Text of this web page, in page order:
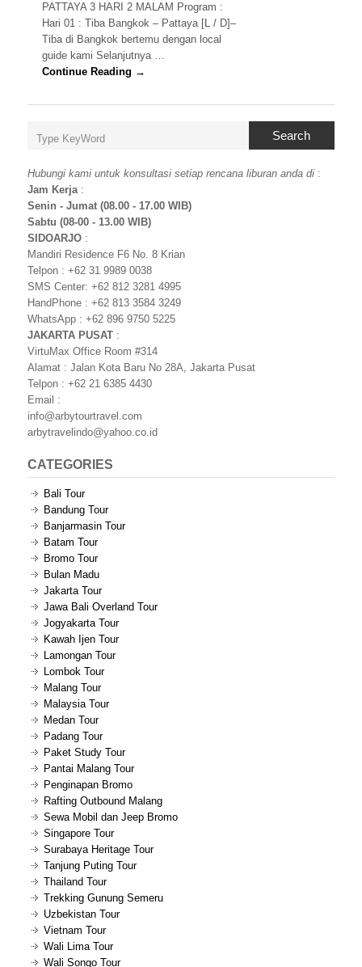
PATTAYA 3 HARI 2 MALAM Program :
Hari 01 : Tiba Bangkok – Pattaya [L / D]–
Tiba di Bangkok bertemu dengan local
guide kami Selanjutnya …
Continue Reading →
Search
Hubungi kami untuk konsultasi setiap rencana liburan anda di :
Jam Kerja:
Senin - Jumat (08.00 - 17.00 WIB)
Sabtu (08-00 - 13.00 WIB)
SIDOARJO :
Mandiri Residence F6 No. 8 Krian
Telpon : +62 31 9989 0038
SMS Center: +62 812 3281 4995
HandPhone : +62 813 3584 3249
WhatsApp : +62 896 9750 5225
JAKARTA PUSAT :
VirtuMax Office Room #314
Alamat : Jalan Kota Baru No 28A, Jakarta Pusat
Telpon : +62 21 6385 4430
Email :
info@arbytourtravel.com
arbytravelindo@yahoo.co.id
CATEGORIES
Bali Tour
Bandung Tour
Banjarmasin Tour
Batam Tour
Bromo Tour
Bulan Madu
Jakarta Tour
Jawa Bali Overland Tour
Jogyakarta Tour
Kawah Ijen Tour
Lamongan Tour
Lombok Tour
Malang Tour
Malaysia Tour
Medan Tour
Padang Tour
Paket Study Tour
Pantai Malang Tour
Penginapan Bromo
Rafting Outbound Malang
Sewa Mobil dan Jeep Bromo
Singapore Tour
Surabaya Heritage Tour
Tanjung Puting Tour
Thailand Tour
Trekking Gunung Semeru
Uzbekistan Tour
Vietnam Tour
Wali Lima Tour
Wali Songo Tour